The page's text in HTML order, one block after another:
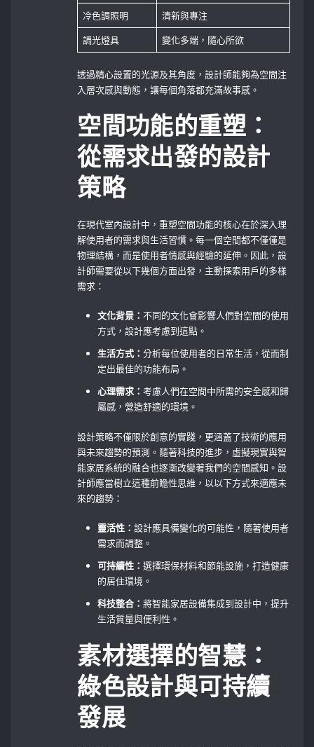
冷色調照明
清新與專注
調光燈具
變化多端，隨心所欲
透過精心設置的光源及其角度，設計師能夠為空間注
入層次感與動態，讓每個角落都充滿故事感。
空間功能的重塑：
從需求出發的設計
策略
在現代室內設計中，重塑空間功能的核心在於深入理
解使用者的需求與生活習慣。每一個空間都不僅僅是
物理結構，而是使用者情感與經驗的延伸。因此，設
計師需要從以下幾個方面出發，主動探索用戶的多樣
需求：
文化背景：不同的文化會影響人們對空間的使用
方式，設計應考慮到這點。
生活方式：分析每位使用者的日常生活，從而制
定出最佳的功能布局。
心理需求：考慮人們在空間中所需的安全感和歸
屬感，營造舒適的環境。
設計策略不僅限於創意的實踐，更涵蓋了技術的應用
與未來趨勢的預測。隨著科技的進步，虛擬現實與智
能家居系統的融合也逐漸改變著我們的空間感知。設
計師應當樹立這種前瞻性思維，以以下方式來適應未
來的趨勢：
靈活性：設計應具備變化的可能性，隨著使用者
需求而調整。
可持續性：選擇環保材料和節能設施，打造健康
的居住環境。
科技整合：將智能家居設備集成到設計中，提升
生活質量與便利性。
素材選擇的智慧：
綠色設計與可持續
發展